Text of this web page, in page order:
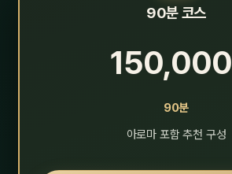
90분 코스
150,000
90분
아로마 포함 추천 구성